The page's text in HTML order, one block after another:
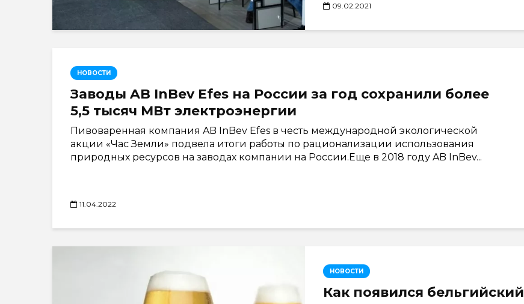
09.02.2021
НОВОСТИ
Заводы AB InBev Efes на России за год сохранили более
5,5 тысяч МВт электроэнергии
Пивоваренная компания AB InBev Efes в честь международной экологической
акции «Час Земли» подвела итоги работы по рационализации использования
природных ресурсов на заводах компании на России.Еще в 2018 году AB InBev...
11.04.2022
НОВОСТИ
Как появился бельгийский